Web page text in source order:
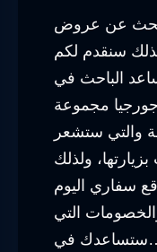
يبحث عن عروض
سنقدم لكم
الباحث في
مجموعة
والتي ستشعر
ولذلك
سفاري اليوم
التي
في…